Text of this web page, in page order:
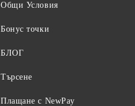
Общи Условия
Бонус точки
БЛОГ
Търсене
Плащане с NewPay